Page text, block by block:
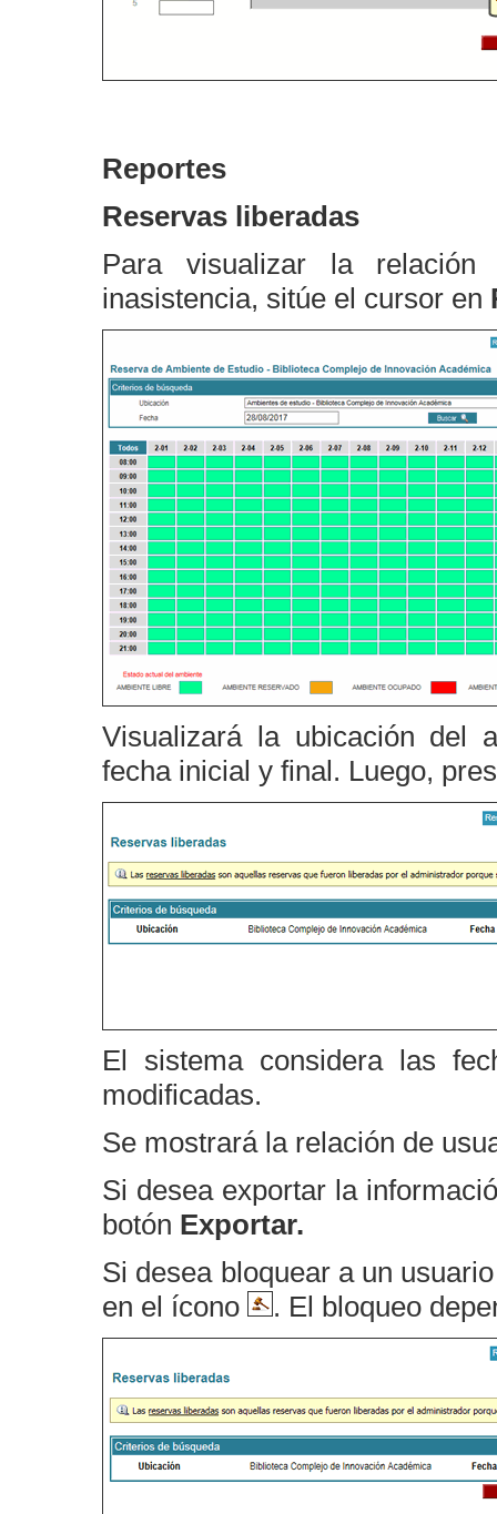
Reportes
Reservas liberadas
Para visualizar la
inasistencia, sitúe el cursor en
Visualizará la ubicación del
fecha inicial y final. Luego,
El sistema considera las
modificadas.
Se mostrará la relación de
Si desea exportar la
botón Exportar.
Si desea bloquear a un
en el ícono
. El bloqueo